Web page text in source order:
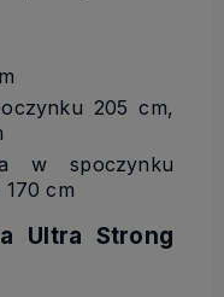
205 cm,
w spoczynku
cm
Ultra Strong